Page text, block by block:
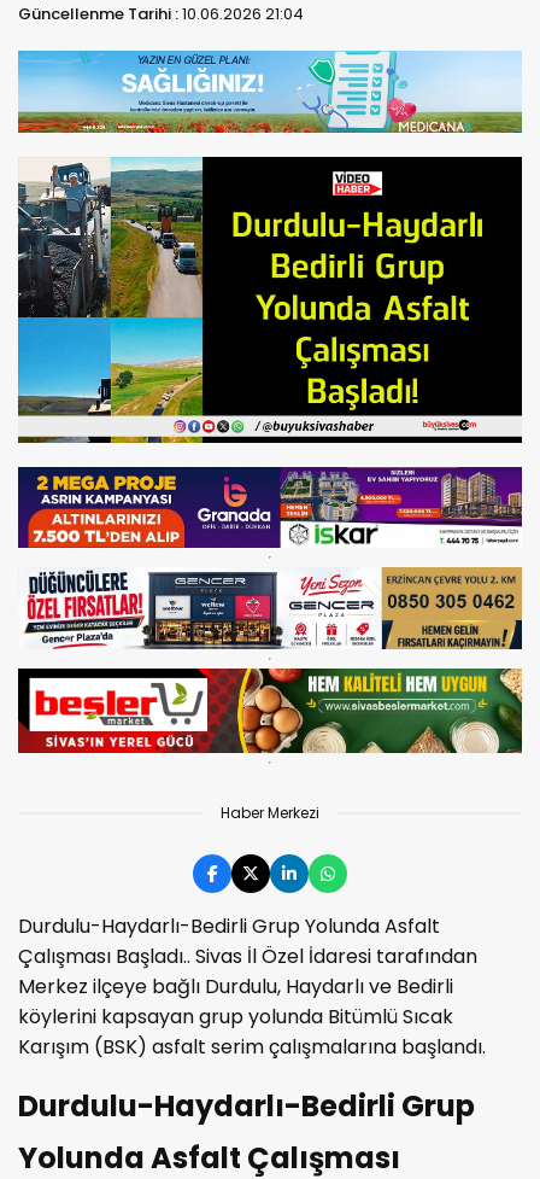
Güncellenme Tarihi :10.06.2026 21:04
Haber Merkezi
Durdulu-Haydarlı-Bedirli Grup Yolunda Asfalt
Çalışması Başladı.. Sivas İl Özel İdaresi tarafından
Merkez ilçeye bağlı Durdulu, Haydarlı ve Bedirli
köylerini kapsayan grup yolunda Bitümlü Sıcak
Karışım (BSK) asfalt serim çalışmalarına başlandı.
Durdulu-Haydarlı-Bedirli Grup
Yolunda Asfalt Çalışması